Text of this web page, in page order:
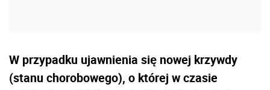
W przypadku ujawnienia się nowej krzywdy
(stanu chorobowego), o której w czasie